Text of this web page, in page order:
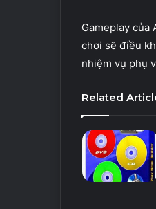
Gameplay của
chơi sẽ điều
nhiệm vụ phụ
Related